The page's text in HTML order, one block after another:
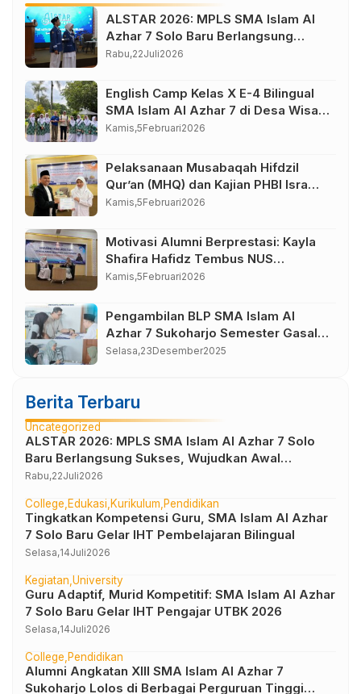
ALSTAR 2026: MPLS SMA Islam Al
Azhar 7 Solo Baru Berlangsung
Sukses, Wujudkan Awal Perjalanan
Rabu,22Juli2026
English Camp Kelas X E-4 Bilingual
SMA Islam Al Azhar 7 di Desa Wisata
Bahasa Borobudur Magelang
Kamis,5Februari2026
Pelaksanaan Musabaqah Hifdzil
Qur’an (MHQ) dan Kajian PHBI Isra
Mi’raj SMA Islam Al Azhar 7
Kamis,5Februari2026
Motivasi Alumni Berprestasi: Kayla
Shafira Hafidz Tembus NUS
Singapura
Kamis,5Februari2026
Pengambilan BLP SMA Islam Al
Azhar 7 Sukoharjo Semester Gasal
Tahun Pelajaran 2025-2026
Selasa,23Desember2025
Berita Terbaru
Uncategorized
ALSTAR 2026: MPLS SMA Islam Al Azhar 7 Solo
Baru Berlangsung Sukses, Wujudkan Awal
Perjalanan Peserta Didik yang Berkarakter
Rabu,22Juli2026
College Edukasi Kurikulum Pendidikan
Tingkatkan Kompetensi Guru, SMA Islam Al Azhar
7 Solo Baru Gelar IHT Pembelajaran Bilingual
Selasa,14Juli2026
Kegiatan University
Guru Adaptif, Murid Kompetitif: SMA Islam Al Azhar
7 Solo Baru Gelar IHT Pengajar UTBK 2026
Selasa,14Juli2026
College Pendidikan
Alumni Angkatan XIII SMA Islam Al Azhar 7
Sukoharjo Lolos di Berbagai Perguruan Tinggi